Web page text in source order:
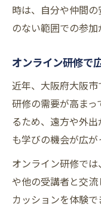
時は、自分や仲間
のない範囲での参加
オンライン研修で
近年、大阪府大阪
研修の需要が高ま
るため、遠方や外
も学びの機会が広が
オンライン研修で
や他の受講者と交
カッションを体験